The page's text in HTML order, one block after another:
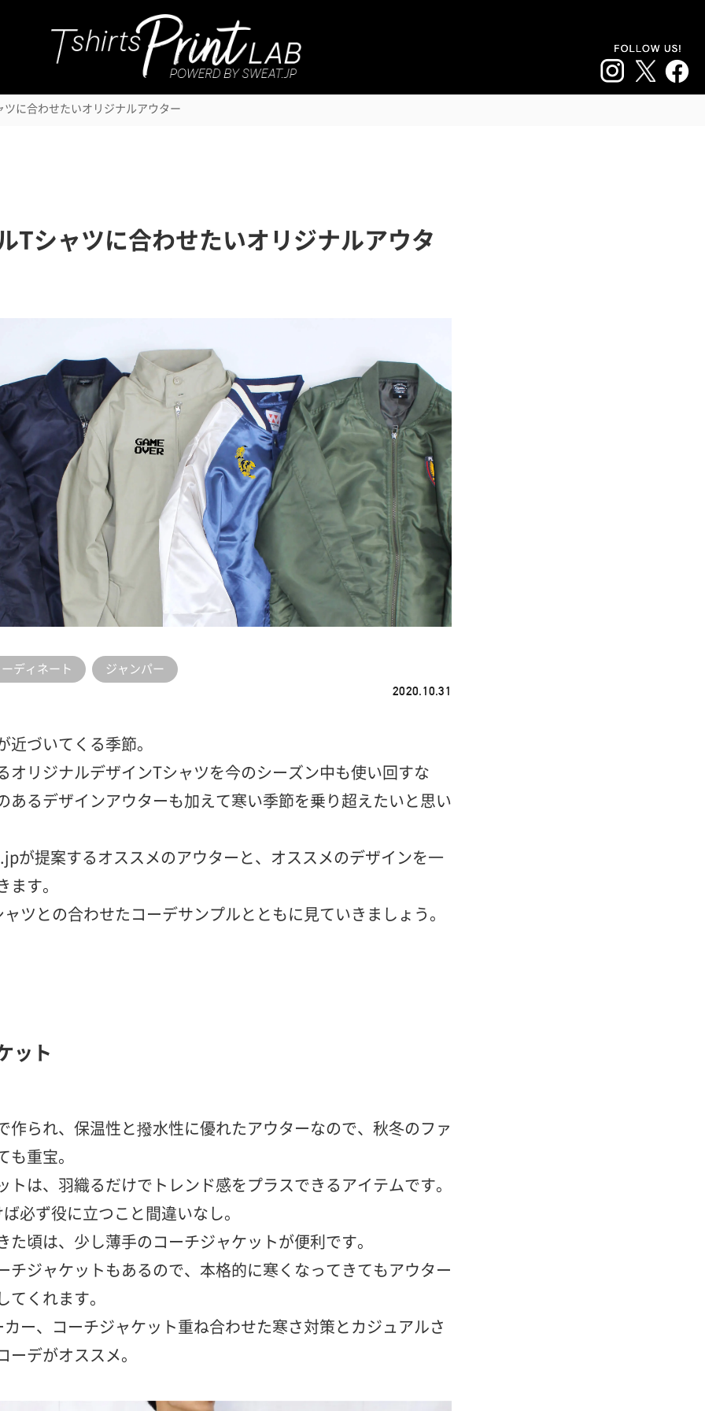
オリジナルをつくる サービス内容
＞
ツに合わせたいオリジナルアウター
Tシャツに合わせたいオリジナルアウタ
ディネート ジャンパー
2020.10.31
近づいてくる季節。
オリジナルデザインTシャツを今のシーズン中も使い回すな
あるデザインアウターも加えて寒い季節を乗り超えたいと思い
が提案するオススメのアウターと、オススメのデザインを一
ます。
ツとの合わせたコーデサンプルとともに見ていきましょう。
ット
作られ、保温性と撥水性に優れたアウターなので、秋冬のファ
も重宝。
トは、羽織るだけでトレンド感をプラスできるアイテムです。
必ず役に立つこと間違いなし。
た頃は、少し薄手のコーチジャケットが便利です。
チジャケットもあるので、本格的に寒くなってきてもアウター
てくれます。
ー、コーチジャケット重ね合わせた寒さ対策とカジュアルさ
ーデがオススメ。